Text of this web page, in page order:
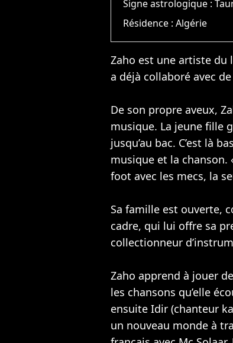
Signe astrologique :
Résidence :Algérie
Zaho est une artiste du
a déjà collaboré avec
De son propre aveux,
musique. La jeune fille
jusqu’au bac. C’est là
musique et la chanson.
foot avec les mecs, la
Sa famille est ouverte,
cadre, qui lui offre sa
collectionneur
Zaho apprend à jouer
les chansons qu’elle
ensuite Idir (chanteur
un nouveau monde à